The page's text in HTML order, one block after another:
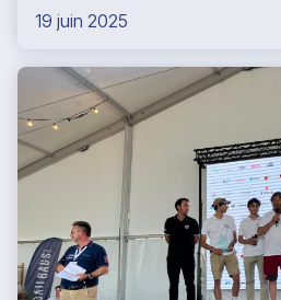
19 juin 2025